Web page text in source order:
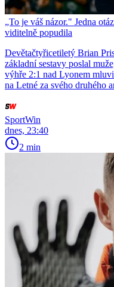
„To je váš názor." Jedna
viditelně popudila
Devětačtyřicetiletý Brian
základní sestavy poslal
výhře 2:1 nad Lyonem
na Letné za svého druhého
SportWin
dnes, 23:40
2 min